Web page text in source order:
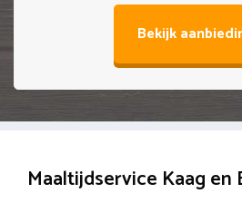
Bekijk
Maaltijdservice Kaag en